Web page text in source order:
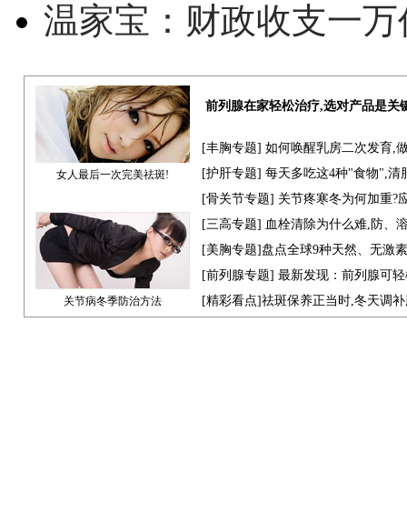
温家宝：财政收支一
女人最后一次完美祛斑!
前列腺在家轻松治疗,选对产品是关
[丰胸专题] 如何唤醒乳房二次发育,
[护肝专题] 每天多吃这4种"食物",清
[骨关节专题] 关节疼寒冬为何加重?
关节病冬季防治方法
[三高专题] 血栓清除为什么难,防、
[美胸专题]盘点全球9种天然、无激
[前列腺专题] 最新发现：前列腺可
[精彩看点]祛斑保养正当时,冬天调